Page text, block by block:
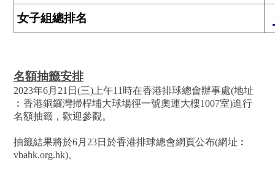
女子組總排名
名額抽籤安排
2023年6月21日(三)上午11時在香港排球總會辦事處(地址
︰香港銅鑼灣掃桿埔大球場徑一號奧運大樓1007室)進行
名額抽籤，歡迎參觀。
抽籤結果將於6月23日於香港排球總會網頁公布(網址︰
vbahk.org.hk)。